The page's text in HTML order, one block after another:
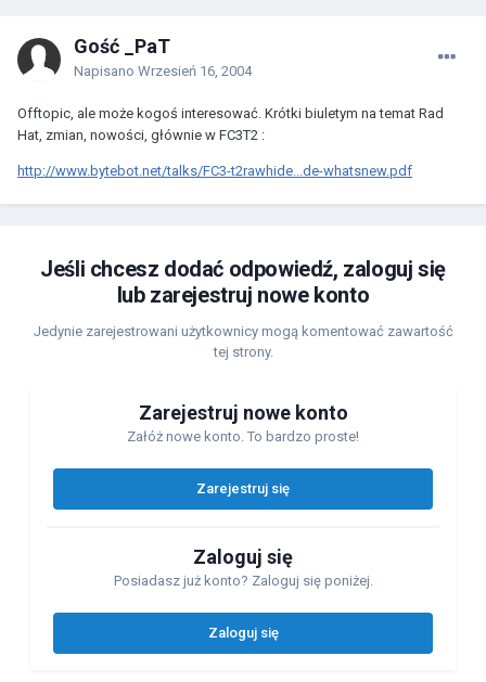
Gość _PaT
Napisano Wrzesień 16, 2004
Offtopic, ale może kogoś interesować. Krótki biuletym na temat Rad
Hat, zmian, nowości, głównie w FC3T2 :
http://www.bytebot.net/talks/FC3-t2rawhide...de-whatsnew.pdf
Jeśli chcesz dodać odpowiedź, zaloguj się
lub zarejestruj nowe konto
Jedynie zarejestrowani użytkownicy mogą komentować zawartość
tej strony.
Zarejestruj nowe konto
Załóż nowe konto. To bardzo proste!
Zarejestruj się
Zaloguj się
Posiadasz już konto? Zaloguj się poniżej.
Zaloguj się